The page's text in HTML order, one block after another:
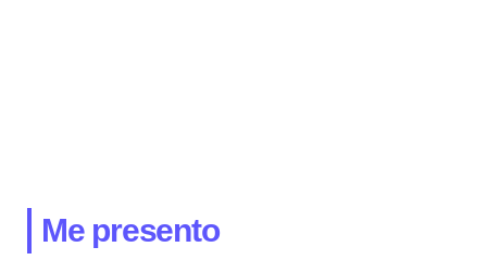
Me presento